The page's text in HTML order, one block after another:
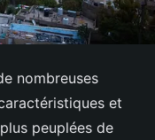
nombreuses
et
peuplées de